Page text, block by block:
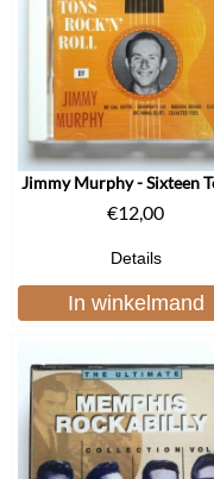
€12,00
Details
In winkelmand